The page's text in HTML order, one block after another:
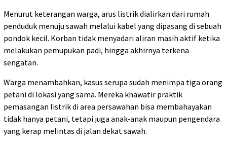
Menurut keterangan warga, arus listrik dialirkan dari rumah
penduduk menuju sawah melalui kabel yang dipasang di sebuah
pondok kecil. Korban tidak menyadari aliran masih aktif ketika
melakukan pemupukan padi, hingga akhirnya terkena
sengatan.
Warga menambahkan, kasus serupa sudah menimpa tiga orang
petani di lokasi yang sama. Mereka khawatir praktik
pemasangan listrik di area persawahan bisa membahayakan
tidak hanya petani, tetapi juga anak-anak maupun pengendara
yang kerap melintas di jalan dekat sawah.